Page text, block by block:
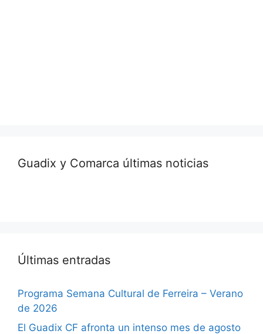
Guadix y Comarca últimas noticias
Últimas entradas
Programa Semana Cultural de Ferreira – Verano
de 2026
El Guadix CF afronta un intenso mes de agosto